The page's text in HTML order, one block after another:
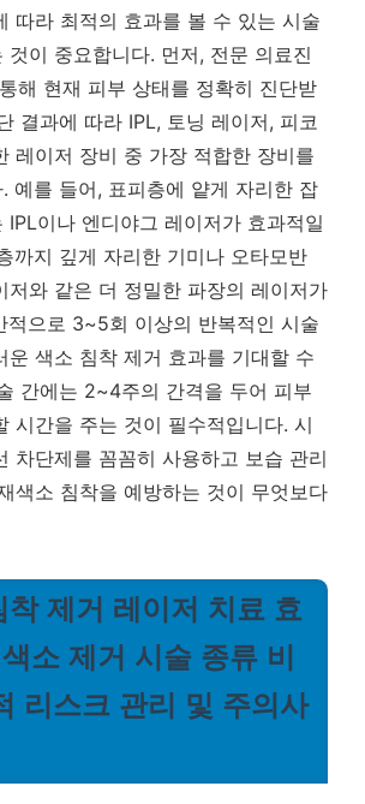
따라 최적의 효과를 볼 수 있는 시술
것이 중요합니다. 먼저, 전문 의료진
해 현재 피부 상태를 정확히 진단받
결과에 따라 IPL, 토닝 레이저, 피코
레이저 장비 중 가장 적합한 장비를
예를 들어, 표피층에 얕게 자리한 잡
IPL이나 엔디야그 레이저가 효과적일
까지 깊게 자리한 기미나 오타모반
저와 같은 더 정밀한 파장의 레이저가
적으로 3~5회 이상의 반복적인 시술
운 색소 침착 제거 효과를 기대할 수
간에는 2~4주의 간격을 두어 피부
시간을 주는 것이 필수적입니다. 시
차단제를 꼼꼼히 사용하고 보습 관리
색소 침착을 예방하는 것이 무엇보다
착 제거 레이저 치료 효
소 제거 시술 종류 비
리스크 관리 및 주의사